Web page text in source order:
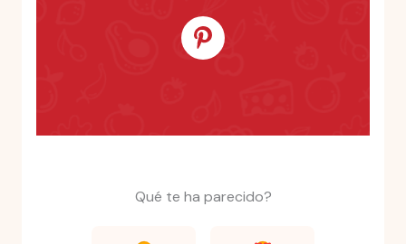
Qué te ha parecido?